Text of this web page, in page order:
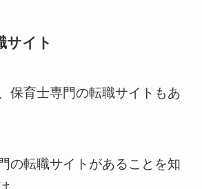
サイト
保育士専門の転職サイトもあ
の転職サイトがあることを知